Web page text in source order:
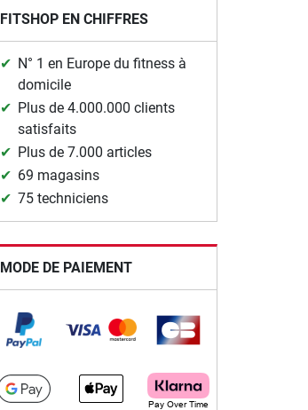
FITSHOP EN CHIFFRES
N° 1 en Europe du fitness à
domicile
Plus de 4.000.000 clients
satisfaits
Plus de 7.000 articles
69 magasins
75 techniciens
MODE DE PAIEMENT